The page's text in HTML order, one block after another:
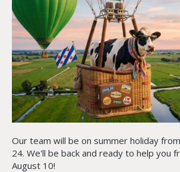
Our team will be on summer holiday
24. We'll be back and ready to help you
August 10!